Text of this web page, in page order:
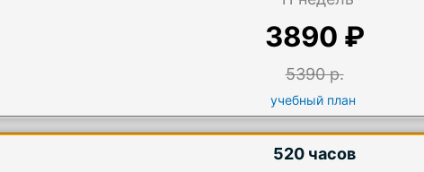
3890 ₽
5390 р.
учебный план
520 часов